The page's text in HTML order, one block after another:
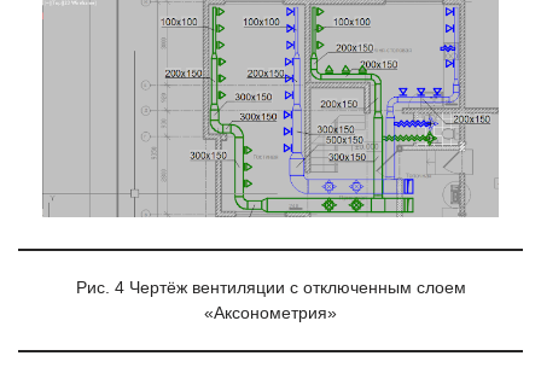
Рис. 4 Чертёж вентиляции с отключенным слоем
«Аксонометрия»